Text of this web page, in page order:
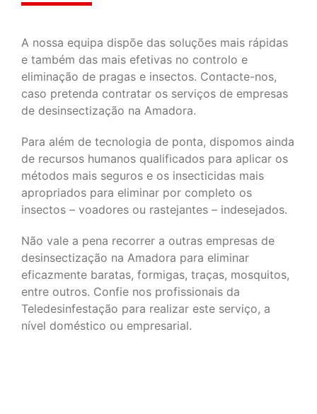
A nossa equipa dispõe das soluções mais rápidas
e também das mais efetivas no controlo e
eliminação de pragas e insectos. Contacte-nos,
caso pretenda contratar os serviços de empresas
de desinsectização na Amadora.
Para além de tecnologia de ponta, dispomos ainda
de recursos humanos qualificados para aplicar os
métodos mais seguros e os insecticidas mais
apropriados para eliminar por completo os
insectos – voadores ou rastejantes – indesejados.
Não vale a pena recorrer a outras empresas de
desinsectização na Amadora para eliminar
eficazmente baratas, formigas, traças, mosquitos,
entre outros. Confie nos profissionais da
Teledesinfestação para realizar este serviço, a
nível doméstico ou empresarial.